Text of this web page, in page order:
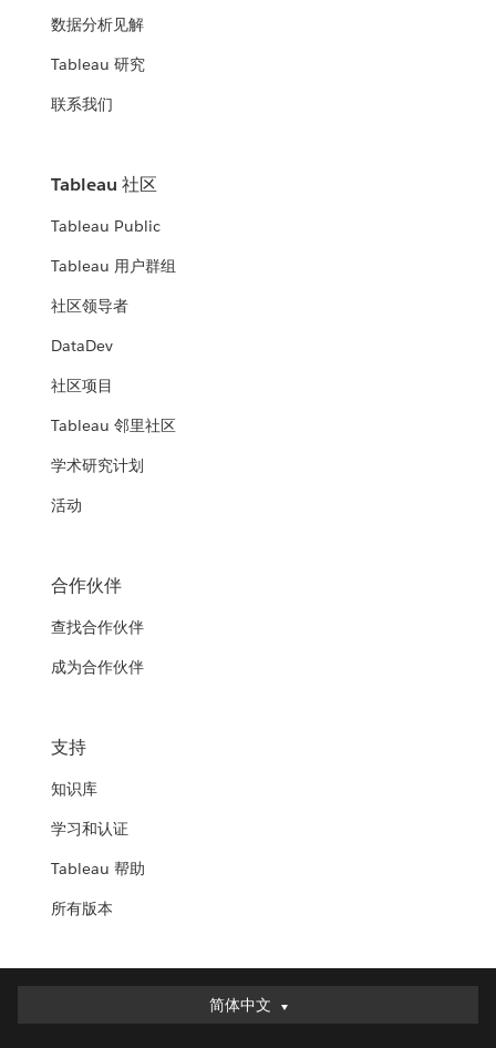
数据分析见解
Tableau 研究
联系我们
Tableau 社区
Tableau Public
Tableau 用户群组
社区领导者
DataDev
社区项目
Tableau 邻里社区
学术研究计划
活动
合作伙伴
查找合作伙伴
成为合作伙伴
支持
知识库
学习和认证
Tableau 帮助
所有版本
简体中文
简体中文